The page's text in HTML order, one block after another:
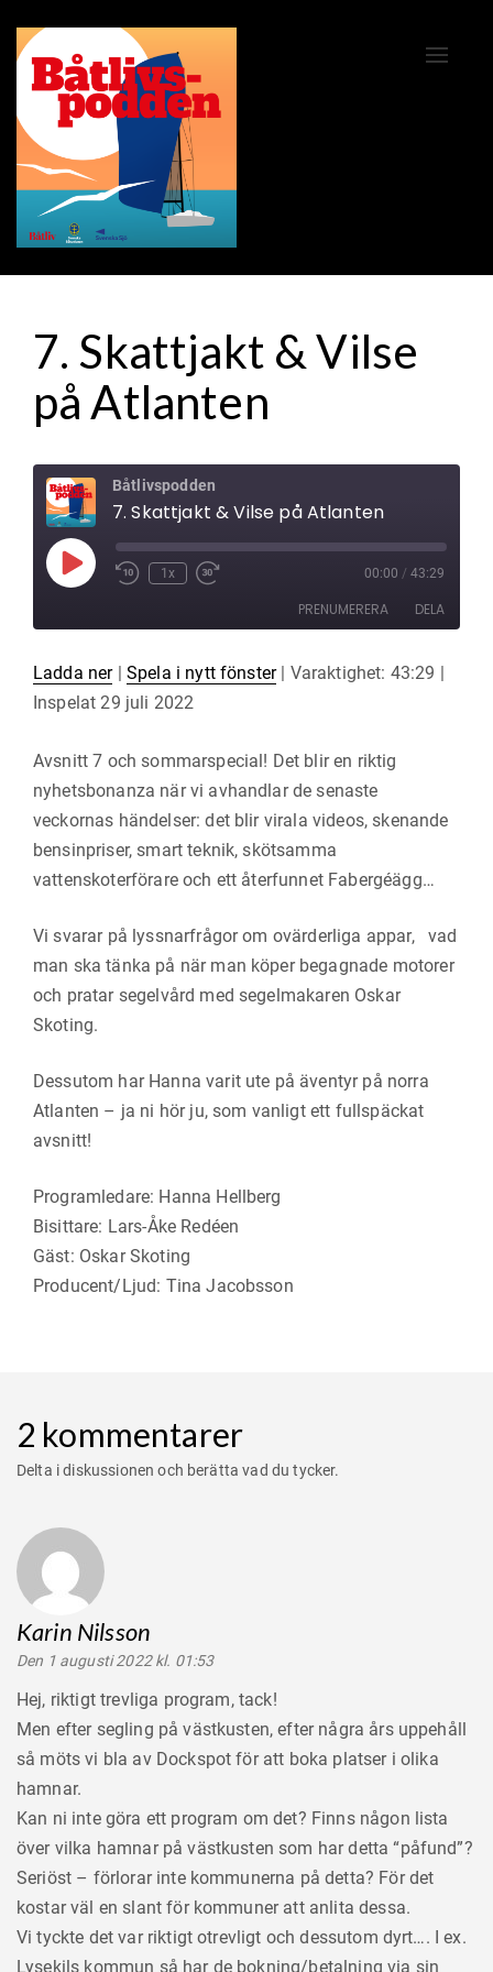
7. Skattjakt & Vilse
på Atlanten
Båtlivspodden
7. Skattjakt & Vilse på Atlanten
Spela
upp
Hoppa
sekunder
1x
Snabbspola
sekunder
00:00 / 43:29
PRENUMERERA DELA
RSS-
FLÖDE
DELA
BÄDDA IN
Ladda ner| Spela i nytt fönster| Varaktighet: 43:29 |
Inspelat 29 juli 2022
Avsnitt 7 och sommarspecial! Det blir en riktig
nyhetsbonanza när vi avhandlar de senaste
veckornas händelser: det blir virala videos, skenande
bensinpriser, smart teknik, skötsamma
vattenskoterförare och ett återfunnet Fabergéägg…
Vi svarar på lyssnarfrågor om ovärderliga appar, vad
man ska tänka på när man köper begagnade motorer
och pratar segelvård med segelmakaren Oskar
Skoting.
Dessutom har Hanna varit ute på äventyr på norra
Atlanten – ja ni hör ju, som vanligt ett fullspäckat
avsnitt!
Programledare: Hanna Hellberg
Bisittare: Lars-Åke Redéen
Gäst: Oskar Skoting
Producent/Ljud: Tina Jacobsson
2 kommentarer
Delta i diskussionen och berätta vad du tycker.
Karin Nilsson
Den 1 augusti 2022 kl. 01:53
Hej, riktigt trevliga program, tack!
Men efter segling på västkusten, efter några års uppehåll
så möts vi bla av Dockspot för att boka platser i olika
hamnar.
Kan ni inte göra ett program om det? Finns någon lista
över vilka hamnar på västkusten som har detta “påfund”?
Seriöst – förlorar inte kommunerna på detta? För det
kostar väl en slant för kommuner att anlita dessa.
Vi tyckte det var riktigt otrevligt och dessutom dyrt…. I ex.
Lysekils kommun så har de bokning/betalning via sin